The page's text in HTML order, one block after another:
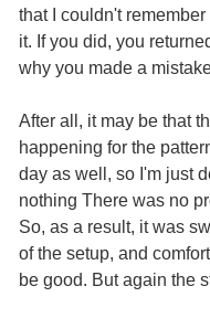
that I couldn't
it. If you did, you
why you made a
After all, it may be that
happening for the
day as well, so I'm just
nothing There was no
So, as a result, it was
of the setup, and
be good. But again the